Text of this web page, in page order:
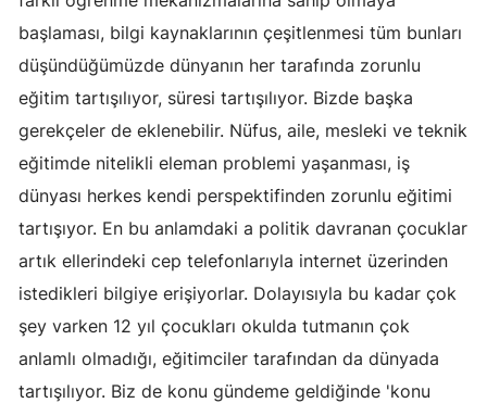
başlaması, bilgi kaynaklarının çeşitlenmesi tüm bunları
düşündüğümüzde dünyanın her tarafında zorunlu
eğitim tartışılıyor, süresi tartışılıyor. Bizde başka
gerekçeler de eklenebilir. Nüfus, aile, mesleki ve teknik
eğitimde nitelikli eleman problemi yaşanması, iş
dünyası herkes kendi perspektifinden zorunlu eğitimi
tartışıyor. En bu anlamdaki a politik davranan çocuklar
artık ellerindeki cep telefonlarıyla internet üzerinden
istedikleri bilgiye erişiyorlar. Dolayısıyla bu kadar çok
şey varken 12 yıl çocukları okulda tutmanın çok
anlamlı olmadığı, eğitimciler tarafından da dünyada
tartışılıyor. Biz de konu gündeme geldiğinde 'konu